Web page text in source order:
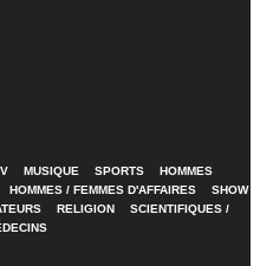
MUSIQUE SPORTS
HOMMES
HOMMES / FEMMES D'AFFAIRES
SHOW
RELIGION
SCIENTIFIQUES /